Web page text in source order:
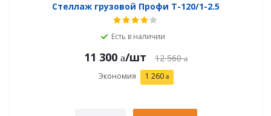
Стеллаж грузовой Профи Т-120/1-2.5
Есть в наличии
11 300 /шт 12 560
Экономия 1 260